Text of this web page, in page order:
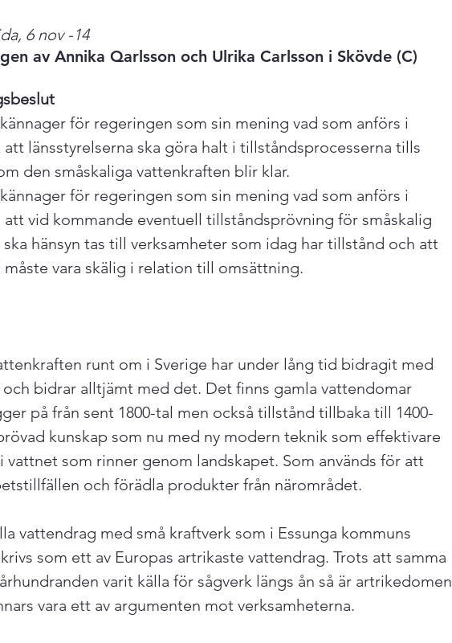
6 nov -14
av Annika Qarlsson och Ulrika Carlsson i Skövde (C)
för regeringen som sin mening vad som anförs i
länsstyrelserna ska göra halt i tillståndsprocesserna tills
den småskaliga vattenkraften blir klar.
för regeringen som sin mening vad som anförs i
vid kommande eventuell tillståndsprövning för småskalig
hänsyn tas till verksamheter som idag har tillstånd och att
måste vara skälig i relation till omsättning.
runt om i Sverige har under lång tid bidragit med
bidrar alltjämt med det. Det finns gamla vattendomar
på från sent 1800-tal men också tillstånd tillbaka till 1400-
kunskap som nu med ny modern teknik som effektivare
vattnet som rinner genom landskapet. Som används för att
och förädla produkter från närområdet.
vattendrag med små kraftverk som i Essunga kommuns
som ett av Europas artrikaste vattendrag. Trots att samma
varit källa för sågverk längs ån så är artrikedomen
vara ett av argumenten mot verksamheterna.